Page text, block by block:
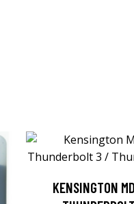
KENSINGTON